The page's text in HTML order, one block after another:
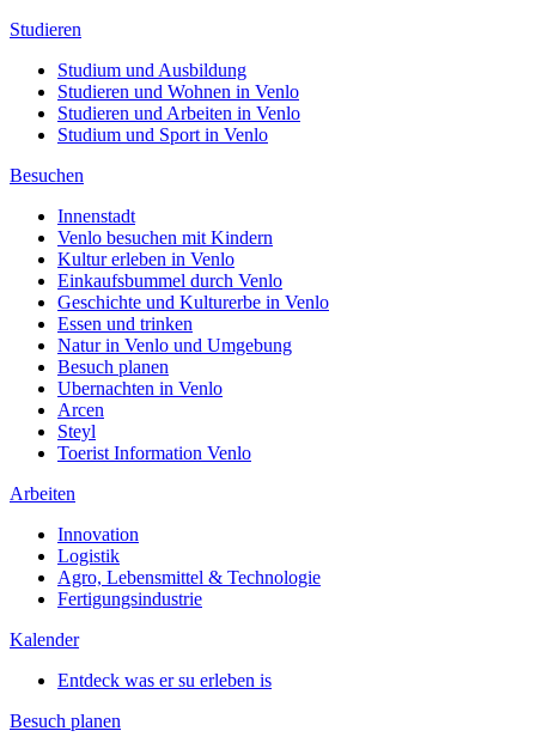
Studieren
Studium und Ausbildung
Studieren und Wohnen in Venlo
Studieren und Arbeiten in Venlo
Studium und Sport in Venlo
Besuchen
Innenstadt
Venlo besuchen mit Kindern
Kultur erleben in Venlo
Einkaufsbummel durch Venlo
Geschichte und Kulturerbe in Venlo
Essen und trinken
Natur in Venlo und Umgebung
Besuch planen
Ubernachten in Venlo
Arcen
Steyl
Toerist Information Venlo
Arbeiten
Innovation
Logistik
Agro, Lebensmittel & Technologie
Fertigungsindustrie
Kalender
Entdeck was er su erleben is
Besuch planen